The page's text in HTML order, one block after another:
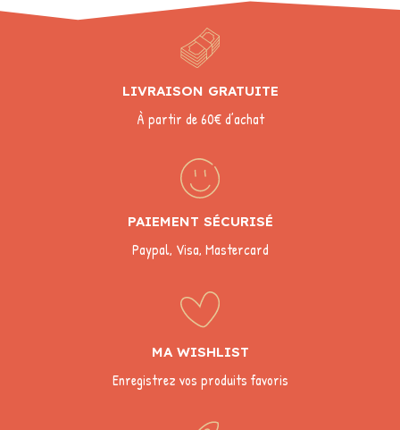
LIVRAISON GRATUITE
À partir de 60€ d’achat
PAIEMENT SÉCURISÉ
Paypal, Visa, Mastercard
MA WISHLIST
Enregistrez vos produits favoris